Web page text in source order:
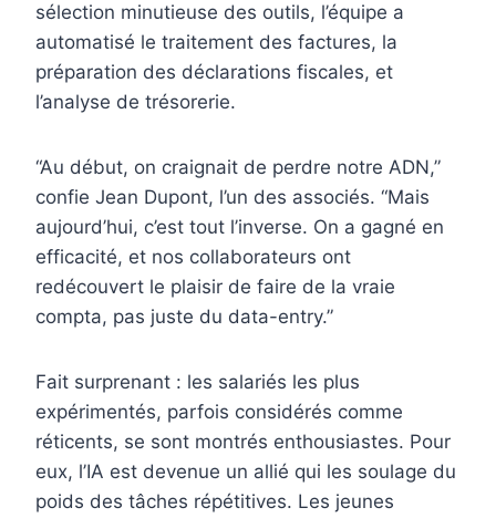
sélection minutieuse des outils, l’équipe a
automatisé le traitement des factures, la
préparation des déclarations fiscales, et
l’analyse de trésorerie.
“Au début, on craignait de perdre notre ADN,”
confie Jean Dupont, l’un des associés. “Mais
aujourd’hui, c’est tout l’inverse. On a gagné en
efficacité, et nos collaborateurs ont
redécouvert le plaisir de faire de la vraie
compta, pas juste du data-entry.”
Fait surprenant : les salariés les plus
expérimentés, parfois considérés comme
réticents, se sont montrés enthousiastes. Pour
eux, l’IA est devenue un allié qui les soulage du
poids des tâches répétitives. Les jeunes